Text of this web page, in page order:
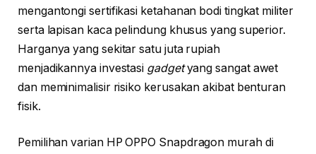
mengantongi sertifikasi ketahanan bodi tingkat militer
serta lapisan kaca pelindung khusus yang superior.
Harganya yang sekitar satu juta rupiah
menjadikannya investasi gadgetyang sangat awet
dan meminimalisir risiko kerusakan akibat benturan
fisik.
Pemilihan varian HP OPPO Snapdragon murah di